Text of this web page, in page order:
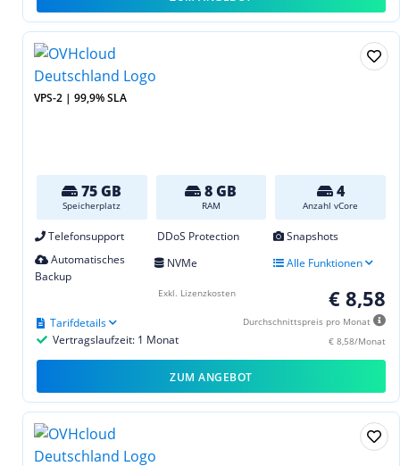
VPS-2 | 99,9% SLA
75 GB
Speicherplatz
8 GB
RAM
4
Anzahl vCore
Telefonsupport DDoS Protection
Snapshots
Automatisches
Backup
NVMe Alle Funktionen
€ 8,58
Durchschnittspreis pro Monat
€ 8,58/Monat
Vertragslaufzeit: 1 Monat
Tarifdetails
Exkl. Lizenzkosten
ZUM ANGEBOT